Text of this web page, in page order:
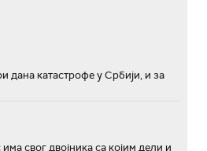
дана катастрофе у Србији, и за
свог двојника са којим дели и